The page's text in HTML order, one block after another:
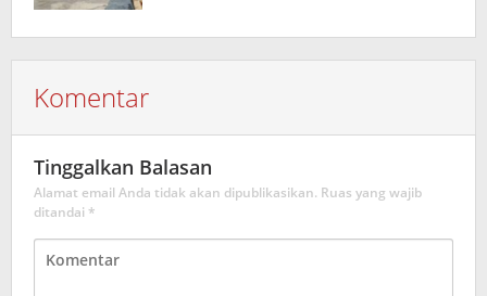
Komentar
Tinggalkan Balasan
Alamat email Anda tidak akan dipublikasikan. Ruas yang wajib
ditandai *